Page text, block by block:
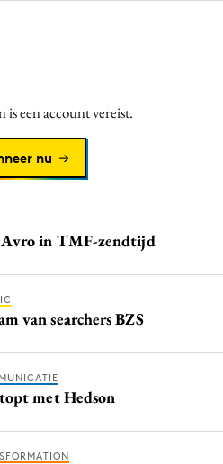
is een account vereist.
nu
Avro in TMF-zendtijd
van searchers BZS
met Hedson